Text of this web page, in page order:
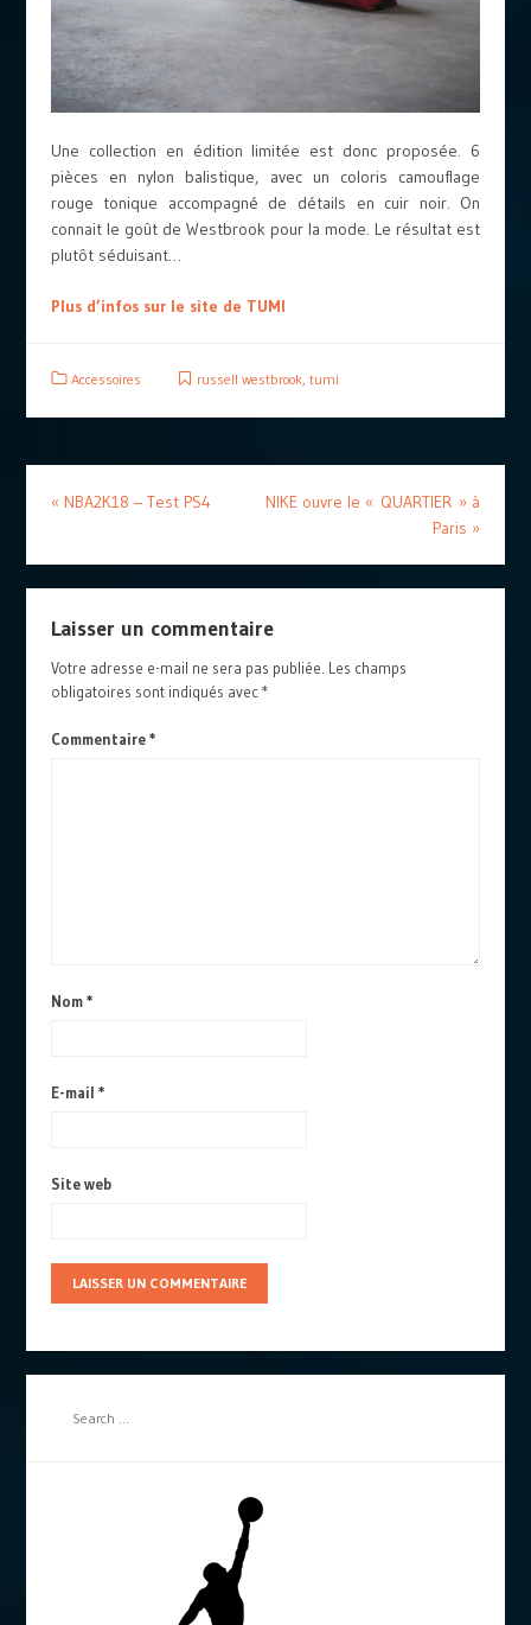
Une collection en édition limitée est donc proposée. 6
pièces en nylon balistique, avec un coloris camouflage
rouge tonique accompagné de détails en cuir noir. On
connait le goût de Westbrook pour la mode. Le résultat est
plutôt séduisant…
Plus d’infos sur le site de TUMI
Accessoires russell westbrook,tumi
« NBA2K18 – Test PS4
NIKE ouvre le « QUARTIER » à
Paris »
Laisser un commentaire
Votre adresse e-mail ne sera pas publiée. Les champs
obligatoires sont indiqués avec*
Commentaire*
Nom*
E-mail *
Site web